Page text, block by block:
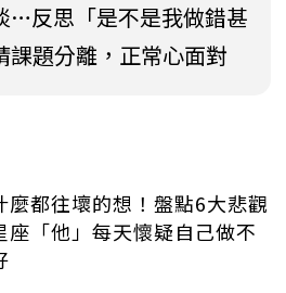
…反思「是不是我做錯甚
課題分離，正常心面對
麼都往壞的想！盤點6大悲觀
座「他」每天懷疑自己做不